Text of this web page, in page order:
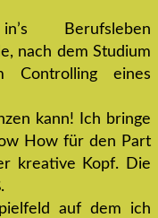
Berufsleben
nach dem Studium
Controlling eines
kann! Ich bringe
How für den Part
kreative Kopf. Die
auf dem ich